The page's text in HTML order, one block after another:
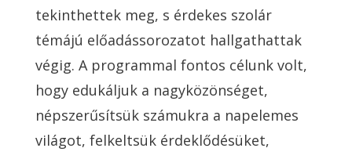
tekinthettek meg, s érdekes szolár
témájú előadássorozatot hallgathattak
végig. A programmal fontos célunk volt,
hogy edukáljuk a nagyközönséget,
népszerűsítsük számukra a napelemes
világot, felkeltsük érdeklődésüket,